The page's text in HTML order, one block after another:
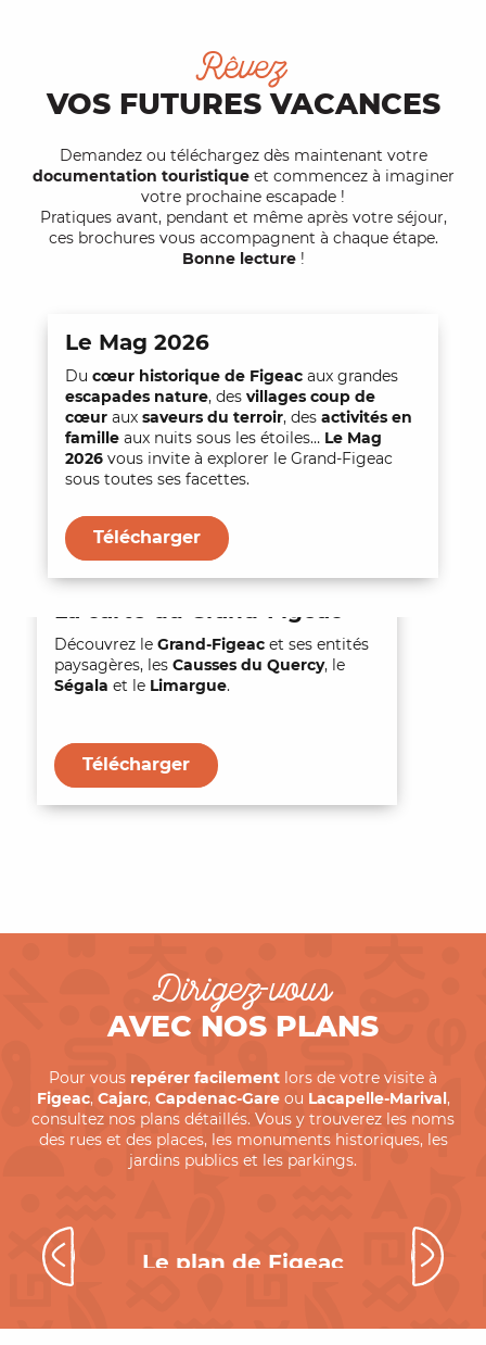
Rêvez
VOS FUTURES VACANCES
Demandez ou téléchargez dès maintenant votre
documentation touristiqueet commencez à imaginer
votre prochaine escapade !
Pratiques avant, pendant et même après votre séjour,
ces brochures vous accompagnent à chaque étape.
Bonne lecture!
Le Mag 2026
Du cœur historique de Figeac aux grandes
escapades nature, des villages coup de
cœur aux saveurs du terroir, des activités en
famille aux nuits sous les étoiles… Le Mag
2026 vous invite à explorer le Grand-Figeac
sous toutes ses facettes.
Télécharger
Découvrez le Grand-Figeac et ses entités
paysagères, les Causses du Quercy, le
Ségala et le Limargue.
Télécharger
Dirigez-vous
AVEC NOS PLANS
Pour vous repérer facilement lors de votre visite à
Figeac, Cajarc, Capdenac-Gare ou Lacapelle-Marival,
consultez nos plans détaillés. Vous y trouverez les noms
des rues et des places, les monuments historiques, les
jardins publics et les parkings.
Le plan de Figeac